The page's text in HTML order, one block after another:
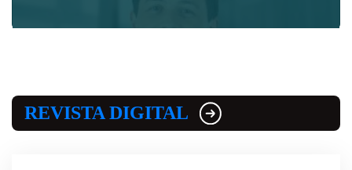
REVISTA DIGITAL